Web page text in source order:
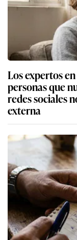
Los expertos
personas que
redes sociales
externa